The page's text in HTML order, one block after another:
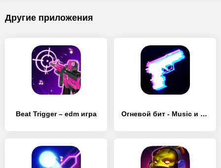
Другие приложения
Beat Trigger – edm игра Огневой бит - Мusic и стрельба